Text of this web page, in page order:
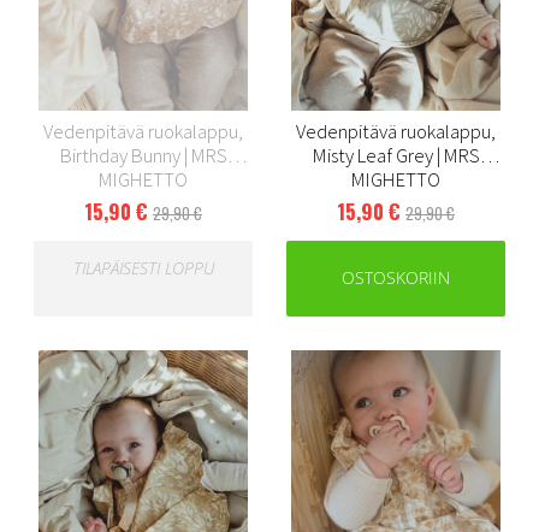
Vedenpitävä ruokalappu,
Birthday Bunny | MRS
MIGHETTO
15,90 € 29,90 €
TILAPÄISESTI LOPPU
Vedenpitävä ruokalappu,
Misty Leaf Grey | MRS
MIGHETTO
15,90 € 29,90 €
OSTOSKORIIN